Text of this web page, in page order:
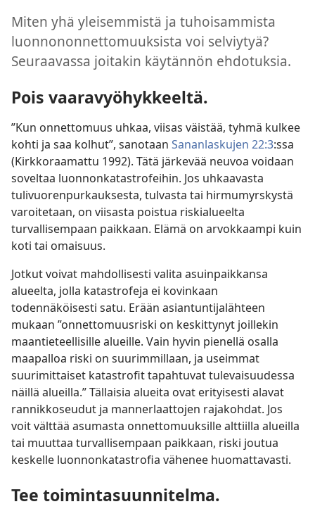
Miten yhä yleisemmistä ja tuhoisammista
luonnononnettomuuksista voi selviytyä?
Seuraavassa joitakin käytännön ehdotuksia.
Pois vaaravyöhykkeeltä.
”Kun onnettomuus uhkaa, viisas väistää, tyhmä kulkee
kohti ja saa kolhut”, sanotaan Sananlaskujen 22:3:ssa
(Kirkkoraamattu 1992). Tätä järkevää neuvoa voidaan
soveltaa luonnonkatastrofeihin. Jos uhkaavasta
tulivuorenpurkauksesta, tulvasta tai hirmumyrskystä
varoitetaan, on viisasta poistua riskialueelta
turvallisempaan paikkaan. Elämä on arvokkaampi kuin
koti tai omaisuus.
Jotkut voivat mahdollisesti valita asuinpaikkansa
alueelta, jolla katastrofeja ei kovinkaan
todennäköisesti satu. Erään asiantuntijalähteen
mukaan ”onnettomuusriski on keskittynyt joillekin
maantieteellisille alueille. Vain hyvin pienellä osalla
maapalloa riski on suurimmillaan, ja useimmat
suurimittaiset katastrofit tapahtuvat tulevaisuudessa
näillä alueilla.” Tällaisia alueita ovat erityisesti alavat
rannikkoseudut ja mannerlaattojen rajakohdat. Jos
voit välttää asumasta onnettomuuksille alttiilla alueilla
tai muuttaa turvallisempaan paikkaan, riski joutua
keskelle luonnonkatastrofia vähenee huomattavasti.
Tee toimintasuunnitelma.